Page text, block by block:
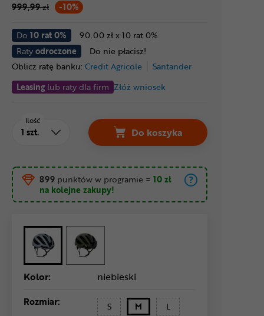
-10%
999,99zł
Do 10 rat 0%
90.00 zł x 10 rat 0%
Ratyodroczone
Do nie płacisz!
Oblicz ratę banku: Credit Agricole
Santander
Leasinglub raty dla firm Złóż wniosek
Ilość
Do koszyka
899 punktów w programie = 10 zł
na kolejne zakupy!
Kolor: niebieski
Rozmiar: S M L